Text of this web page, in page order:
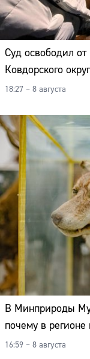
Суд освободил
Ковдорского
18:27 – 8 августа
В Минприроды
почему в
16:59 – 8 августа